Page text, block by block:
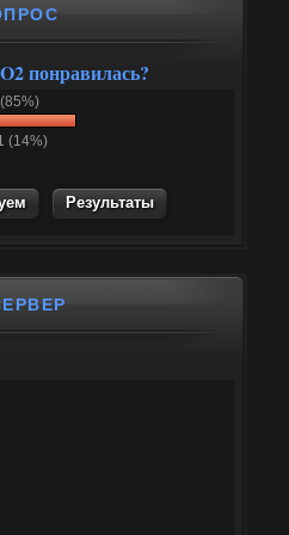
понравилась?
(14%)
Результаты